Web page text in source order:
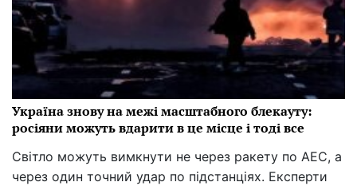
Україна знову на межі масштабного блекауту:
росіяни можуть вдарити в це місце і тоді все
Світло можуть вимкнути не через ракету по АЕС, а
через один точний удар по підстанціях. Експерти